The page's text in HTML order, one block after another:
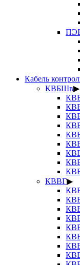
Кабель
КВБШв▶
КВВГ▶